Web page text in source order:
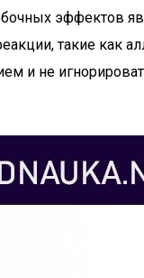
эффектов
такие как
и не